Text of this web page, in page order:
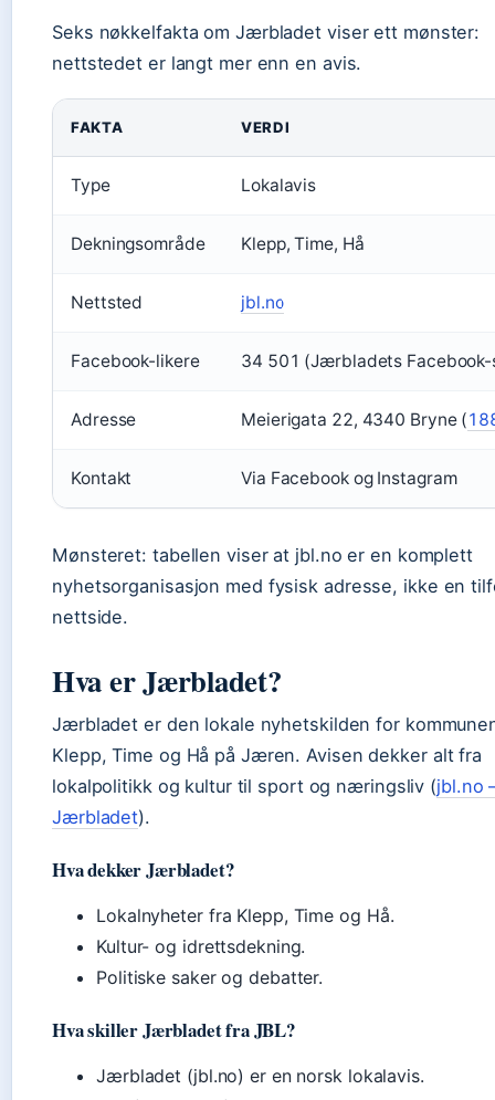
Seks nøkkelfakta om Jærbladet viser ett mønster:
nettstedet er langt mer enn en avis.
FAKTA VERDI
Type Lokalavis
Dekningsområde Klepp, Time, Hå
Nettsted jbl.no
Facebook-likere 34 501 (Jærbladets
Adresse Meierigata 22, 4340 Bryne (
Kontakt Via Facebook og Instagram
Mønsteret: tabellen viser at jbl.no er en komplett
nyhetsorganisasjon med fysisk adresse, ikke en
nettside.
Hva er Jærbladet?
Jærbladet er den lokale nyhetskilden for
Klepp, Time og Hå på Jæren. Avisen dekker alt fra
lokalpolitikk og kultur til sport og næringsliv (jbl.no
Jærbladet).
Hva dekker Jærbladet?
Lokalnyheter fra Klepp, Time og Hå.
Kultur- og idrettsdekning.
Politiske saker og debatter.
Hva skiller Jærbladet fra JBL?
Jærbladet (jbl.no) er en norsk lokalavis.